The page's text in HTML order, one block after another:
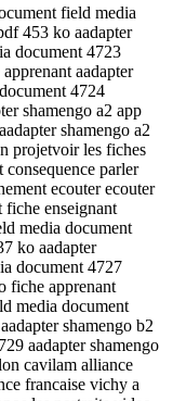
field media
453 ko aadapter
document 4723
aadapter
4724
shamengo a2 app
shamengo a2
projetvoir les fiches
consequence parler
ecouter ecouter
fiche enseignant
media document
ko aadapter
document 4727
fiche apprenant
media document
shamengo b2
aadapter shamengo
cavilam alliance
francaise vichy a